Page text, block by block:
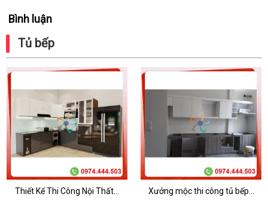
Bình luận
Tủ bếp
Thiết Kế Thi Công Nội Thất... Xưởng mộc thi công tủ bếp...